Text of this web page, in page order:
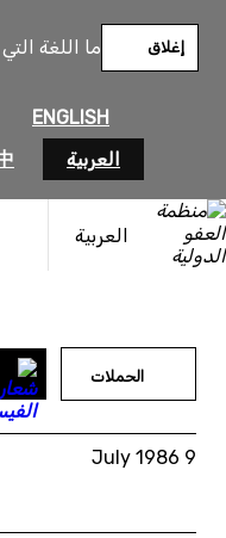
ما اللغة
ENGLISH
العربية
إغلاق
العربية
المحتوى
الحملات
9 July 1986